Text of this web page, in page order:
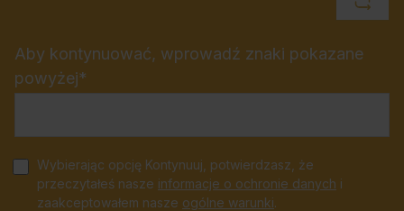
Aby kontynuować, wprowadź znaki pokazane
powyżej*
Wybierając opcję Kontynuuj, potwierdzasz, że
przeczytałeś nasze informacje o ochronie danych i
zaakceptowałem nasze ogólne warunki.